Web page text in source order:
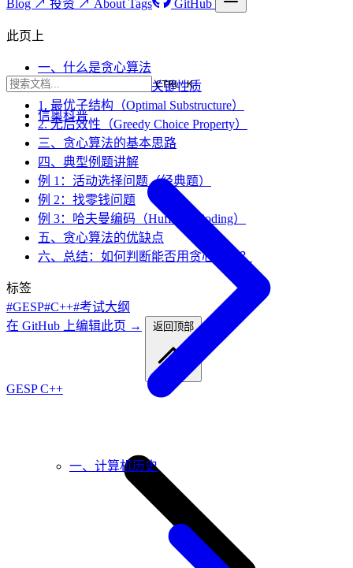
Blog ↗ 投资 ↗ About Tags GitHub
CTRL K
信奥科普
一、计算机历史
此页上
一、什么是贪心算法
二、贪心算法的两个关键性质
1. 最优子结构（Optimal Substructure）
2. 无后效性（Greedy Choice Property）
三、贪心算法的基本思路
四、典型例题讲解
例 1：活动选择问题（经典题）
例 2：找零钱问题
例 3：哈夫曼编码（Huffman Coding）
五、贪心算法的优缺点
六、总结：如何判断能否用贪心算法？
标签
#GESP#C++#考试大纲
在 GitHub 上编辑此页 →
返回顶部
GESP C++